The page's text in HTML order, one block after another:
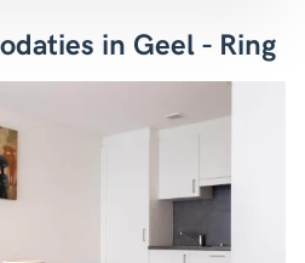
in Geel - Ring